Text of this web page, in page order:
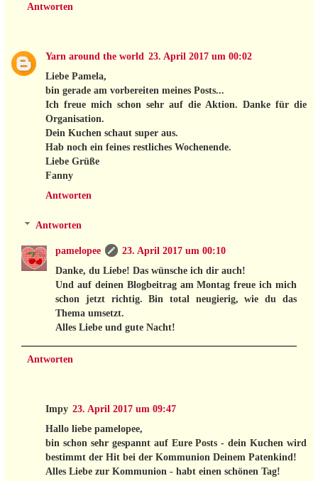
Antworten
Yarn around the world 23. April 2017 um 00:02
Liebe Pamela,
bin gerade am vorbereiten meines Posts...
Ich freue mich schon sehr auf die Aktion. Danke für die
Organisation.
Dein Kuchen schaut super aus.
Hab noch ein feines restliches Wochenende.
Liebe Grüße
Fanny
Antworten
Antworten
pamelopee
23. April 2017 um 00:10
Danke, du Liebe! Das wünsche ich dir auch!
Und auf deinen Blogbeitrag am Montag freue ich mich
schon jetzt richtig. Bin total neugierig, wie du das
Thema umsetzt.
Alles Liebe und gute Nacht!
Antworten
Impy 23. April 2017 um 09:47
Hallo liebe pamelopee,
bin schon sehr gespannt auf Eure Posts - dein Kuchen wird
bestimmt der Hit bei der Kommunion Deinem Patenkind!
Alles Liebe zur Kommunion - habt einen schönen Tag!